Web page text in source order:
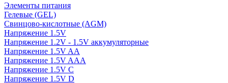
Элементы питания
Гелевые (GEL)
Свинцово-кислотные (AGM)
Напряжение 1.5V
Напряжение 1.2V - 1.5V аккумуляторные
Напряжение 1.5V AA
Напряжение 1.5V AAA
Напряжение 1.5V C
Напряжение 1.5V D